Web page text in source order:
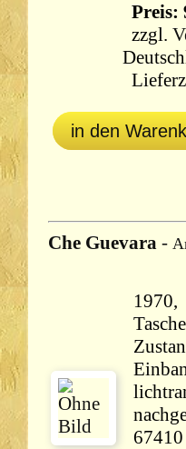
Preis:
zzgl.
in den
Che Guevara -
1970,
67410